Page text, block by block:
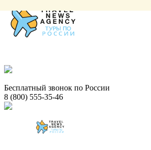
Бесплатный звонок по России
8 (800) 555-35-46